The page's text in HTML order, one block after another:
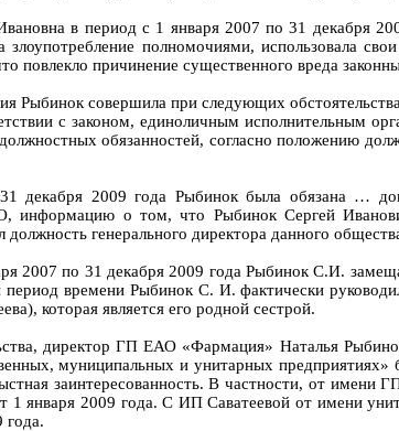
в период с 1 января 2007 по 31 декабря
полномочиями, использовала
повлекло причинение существенного вреда
Рыбинок совершила при следующих
с законом, единоличным исполнительным
обязанностей, согласно положению
декабря 2009 года Рыбинок была обязана …
информацию о том, что Рыбинок Сергей
генерального директора данного
2007 по 31 декабря 2009 года Рыбинок С.И.
времени Рыбинок С. И. фактически
которая является его родной сестрой.
директор ГП ЕАО «Фармация» Наталья
муниципальных и унитарных
заинтересованность. В частности, от
1 января 2009 года. С ИП Саватеевой от имени
года.